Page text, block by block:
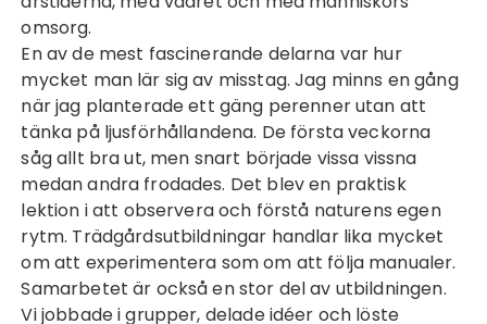
omsorg.
En av de mest fascinerande delarna var hur
mycket man lär sig av misstag. Jag minns en gång
när jag planterade ett gäng perenner utan att
tänka på ljusförhållandena. De första veckorna
såg allt bra ut, men snart började vissa vissna
medan andra frodades. Det blev en praktisk
lektion i att observera och förstå naturens egen
rytm. Trädgårdsutbildningar handlar lika mycket
om att experimentera som om att följa manualer.
Samarbetet är också en stor del av utbildningen.
Vi jobbade i grupper, delade idéer och löste